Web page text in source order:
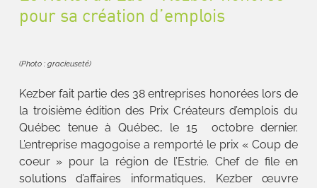
pour sa création d’emplois
(Photo : gracieuseté)
Kezber fait partie des 38 entreprises honorées lors de
la troisième édition des Prix Créateurs d’emplois du
Québec tenue à Québec, le 15 octobre dernier.
L’entreprise magogoise a remporté le prix « Coup de
coeur » pour la région de l’Estrie. Chef de file en
solutions d’affaires informatiques, Kezber œuvre